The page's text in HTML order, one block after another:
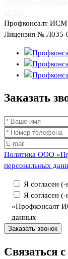
Профконсалт ИСМ
Лицензия № Л035-
Заказать
Политика ООО
персональных
Я согласен
Я согласен
«Профконсалт
данных
Связаться